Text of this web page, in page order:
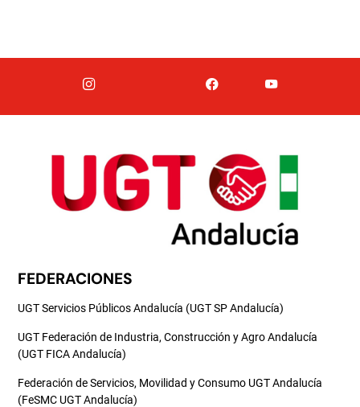
FEDERACIONES
UGT Servicios Públicos Andalucía (UGT SP Andalucía)
UGT Federación de Industria, Construcción y Agro Andalucía
(UGT FICA Andalucía)
Federación de Servicios, Movilidad y Consumo UGT Andalucía
(FeSMC UGT Andalucía)